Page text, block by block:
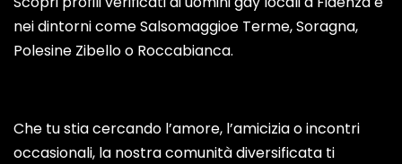
nei dintorni come Salsomaggioe Terme, Soragna,
Polesine Zibello o Roccabianca.
Che tu stia cercando l’amore, l’amicizia o incontri
occasionali, la nostra comunità diversificata ti